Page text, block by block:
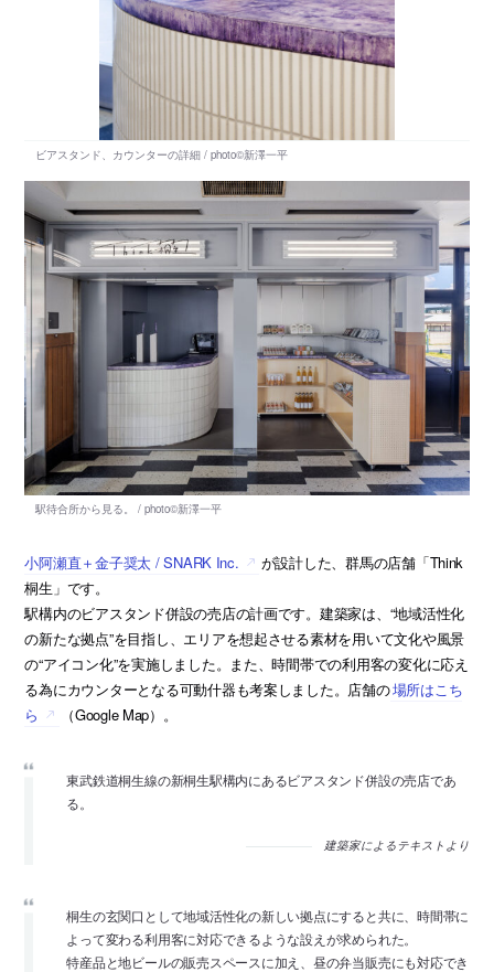
小阿瀬直＋金子奨太 / SNARK Inc.
が設計した、群馬の店舗「Think
桐生」です。
駅構内のビアスタンド併設の売店の計画です。建築家は、“地域活性化
の新たな拠点”を目指し、エリアを想起させる素材を用いて文化や風景
の“アイコン化”を実施しました。また、時間帯での利用客の変化に応え
る為にカウンターとなる可動什器も考案しました。店舗の場所はこち
ら
（Google Map）。
東武鉄道桐生線の新桐生駅構内にあるビアスタンド併設の売店であ
る。
建築家によるテキストより
桐生の玄関口として地域活性化の新しい拠点にすると共に、時間帯に
よって変わる利用客に対応できるような設えが求められた。
特産品と地ビールの販売スペースに加え、昼の弁当販売にも対応でき